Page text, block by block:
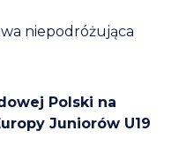
niepodróżująca
Polski na
Juniorów U19